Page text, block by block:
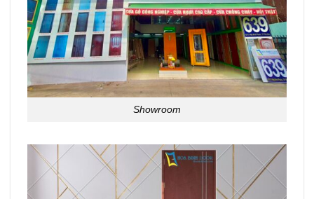
Showroom